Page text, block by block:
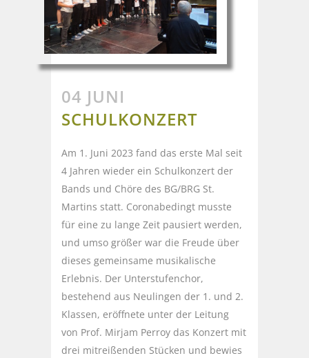
04 JUNI
SCHULKONZERT
Am 1. Juni 2023 fand das erste Mal seit
4 Jahren wieder ein Schulkonzert der
Bands und Chöre des BG/BRG St.
Martins statt. Coronabedingt musste
für eine zu lange Zeit pausiert werden,
und umso größer war die Freude über
dieses gemeinsame musikalische
Erlebnis. Der Unterstufenchor,
bestehend aus Neulingen der 1. und 2.
Klassen, eröffnete unter der Leitung
von Prof. Mirjam Perroy das Konzert mit
drei mitreißenden Stücken und bewies